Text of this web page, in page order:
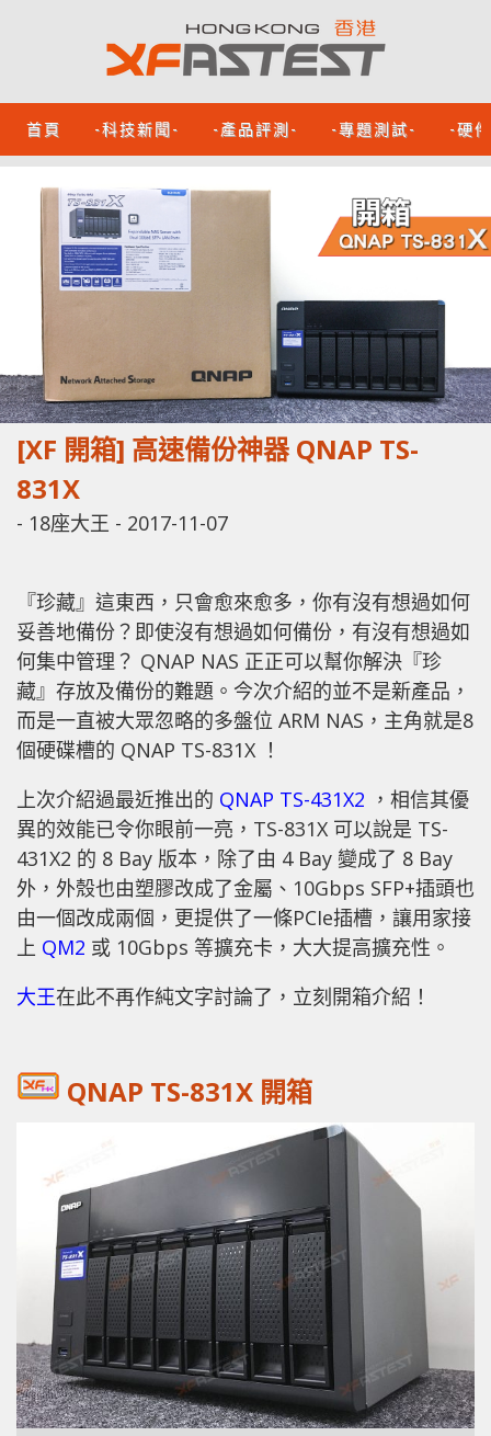
首頁 -科技新聞- -產品評測- -專題測試- -硬
[XF 開箱] 高速備份神器 QNAP TS-
831X
- 18座大王 - 2017-11-07
『珍藏』這東西，只會愈來愈多，你有沒有想過如何
妥善地備份？即使沒有想過如何備份，有沒有想過如
何集中管理？ QNAP NAS 正正可以幫你解決『珍
藏』存放及備份的難題。今次介紹的並不是新產品，
而是一直被大眾忽略的多盤位 ARM NAS，主角就是8
個硬碟槽的 QNAP TS-831X ！
上次介紹過最近推出的 QNAP TS-431X2 ，相信其優
異的效能已令你眼前一亮，TS-831X 可以說是 TS-
431X2 的 8 Bay 版本，除了由 4 Bay 變成了 8 Bay
外，外殼也由塑膠改成了金屬、10Gbps SFP+插頭也
由一個改成兩個，更提供了一條PCIe插槽，讓用家接
上 QM2 或 10Gbps 等擴充卡，大大提高擴充性。
大王在此不再作純文字討論了，立刻開箱介紹！
QNAP TS-831X 開箱